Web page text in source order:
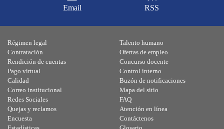
Email RSS
Régimen legal
Contratación
Rendición de cuentas
Pago virtual
Calidad
Talento humano
Ofertas de empleo
Concurso docente
Control interno
Buzón de notificaciones
Correo institucional
Redes Sociales
Quejas y reclamos
Encuesta
Mapa del sitio
FAQ
Atención en línea
Contáctenos